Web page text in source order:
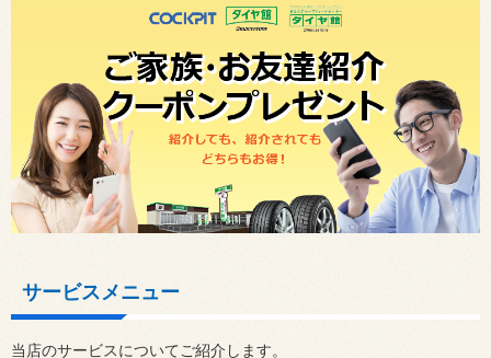
サービスメニュー
当店のサービスについてご紹介します。